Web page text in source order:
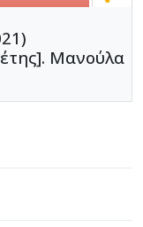
Μανούλα